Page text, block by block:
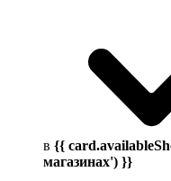
в {{
магазинах') }}